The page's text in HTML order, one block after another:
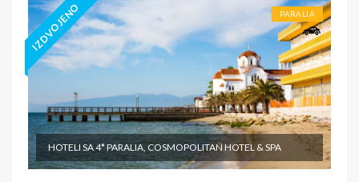
IZDVOJENO PARALIA
HOTELI SA 4* PARALIA, COSMOPOLITAN HOTEL & SPA